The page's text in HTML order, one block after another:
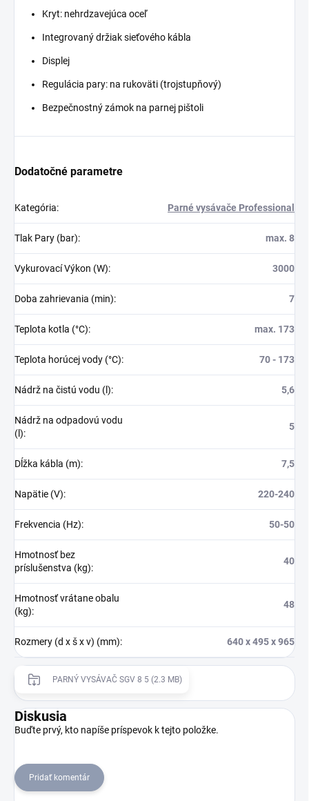
Kryt: nehrdzavejúca oceľ
Integrovaný držiak sieťového kábla
Displej
Regulácia pary: na rukoväti (trojstupňový)
Bezpečnostný zámok na parnej pištoli
Dodatočné parametre
Kategória: Parné vysávače Professional
Tlak Pary (bar): max. 8
Vykurovací Výkon (W): 3000
Doba zahrievania (min): 7
Teplota kotla (°C): max. 173
Teplota horúcej vody (°C): 70 - 173
Nádrž na čistú vodu (l): 5,6
Nádrž na odpadovú vodu
(l):
5
Dĺžka kábla (m): 7,5
Napätie (V): 220-240
Frekvencia (Hz): 50-50
Hmotnosť bez
príslušenstva (kg):
40
Hmotnosť vrátane obalu
(kg):
48
Rozmery (d x š x v) (mm): 640 x 495 x 965
PARNÝ VYSÁVAČ SGV 8 5 (2.3 MB)
Diskusia
Buďte prvý, kto napíše príspevok k tejto položke.
Pridať komentár